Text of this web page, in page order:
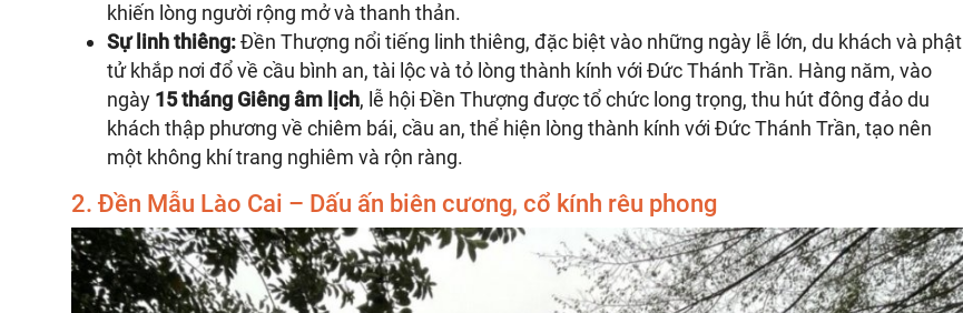
khiến lòng người rộng mở và thanh thản.
Sự linh thiêng:Đền Thượng nổi tiếng linh thiêng, đặc biệt vào những ngày lễ lớn, du khách và phật
tử khắp nơi đổ về cầu bình an, tài lộc và tỏ lòng thành kính với Đức Thánh Trần. Hàng năm, vào
ngày 15 tháng Giêng âm lịch, lễ hội Đền Thượng được tổ chức long trọng, thu hút đông đảo du
khách thập phương về chiêm bái, cầu an, thể hiện lòng thành kính với Đức Thánh Trần, tạo nên
một không khí trang nghiêm và rộn ràng.
2. Đền Mẫu Lào Cai – Dấu ấn biên cương, cổ kính rêu phong